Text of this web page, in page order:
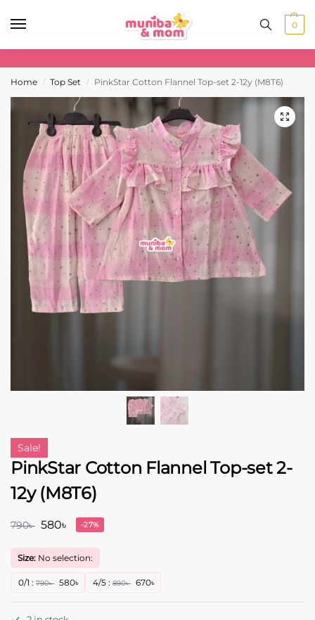
0
Home / Top Set / PinkStar Cotton Flannel Top-set 2-12y (M8T6)
Sale!
PinkStar Cotton Flannel Top-set 2-
12y (M8T6)
790৳ 580৳ -27%
Size: No selection:
0/1 : 790৳ 580৳ 4/5 : 890৳ 670৳